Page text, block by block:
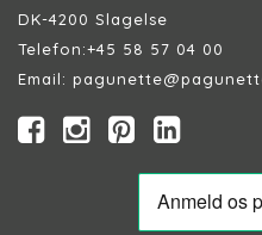
DK-4200 Slagelse
Telefon:+45 58 57 04 00
Email: